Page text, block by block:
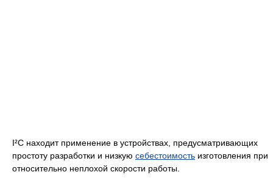
I²C находит применение в устройствах, предусматривающих
простоту разработки и низкую себестоимость изготовления при
относительно неплохой скорости работы.